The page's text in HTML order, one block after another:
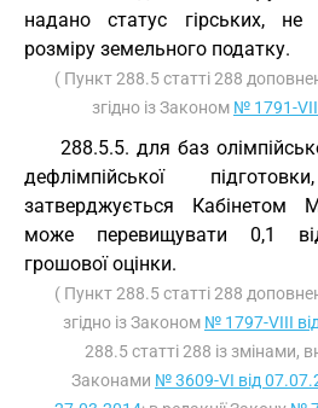
надано статус гірських,
розміру земельного податку.
( Пункт 288.5 статті 288
згідно із Законом № 1791-
288.5.5. для баз
дефлімпійської
затверджується Кабінетом
може перевищувати 0,1
грошової оцінки.
( Пункт 288.5 статті 288
згідно із Законом № 1797-VIII
288.5 статті 288 із змінами,
Законами № 3609-VI від